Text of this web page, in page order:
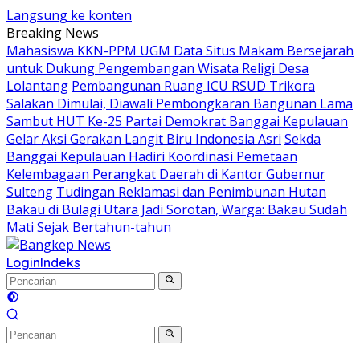
Langsung ke konten
Breaking News
Mahasiswa KKN-PPM UGM Data Situs Makam Bersejarah
untuk Dukung Pengembangan Wisata Religi Desa
Lolantang Pembangunan Ruang ICU RSUD Trikora
Salakan Dimulai, Diawali Pembongkaran Bangunan Lama
Sambut HUT Ke-25 Partai Demokrat Banggai Kepulauan
Gelar Aksi Gerakan Langit Biru Indonesia Asri Sekda
Banggai Kepulauan Hadiri Koordinasi Pemetaan
Kelembagaan Perangkat Daerah di Kantor Gubernur
Sulteng Tudingan Reklamasi dan Penimbunan Hutan
Bakau di Bulagi Utara Jadi Sorotan, Warga: Bakau Sudah
Mati Sejak Bertahun-tahun
LoginIndeks